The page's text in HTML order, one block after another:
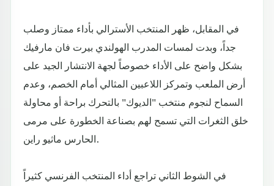
في المقابل، ظهر المنتخب الأسترالي بأداء ممتاز وصلب
جداً، وبدت لمسات المدرب الهولندي بيرت فان مارفيك
بشكل واضح على الأداء خصوصاً لجهة الانتشار الجيد على
أرض الملعب وتمركز اللاعبين المثالي أمام الخصم، وعدم
السماح لنجوم منتخب "الديوك" بالتحرك براحة أو محاولة
خلق الثغرات التي تسمح لهم بصناعة الخطورة على مرمى
الحارس ماثيو راين.
في الشوط الثاني تراجع أداء المنتخب الفرنسي كثيراً